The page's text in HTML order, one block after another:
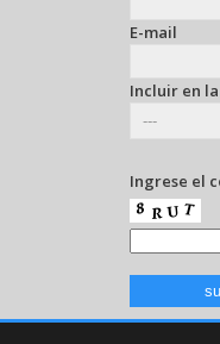
E-mail
Incluir en
Ingrese el